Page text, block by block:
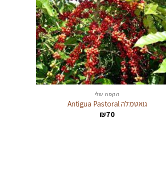
הקפה שלי
גואטמלה Antigua Pastoral
₪70